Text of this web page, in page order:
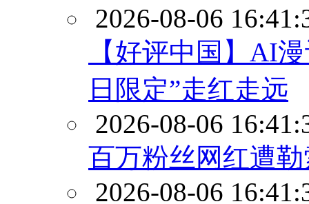
2026-08-06
【好评中国】AI
日限定”走红走远
2026-08-06
百万粉丝网红遭
2026-08-06